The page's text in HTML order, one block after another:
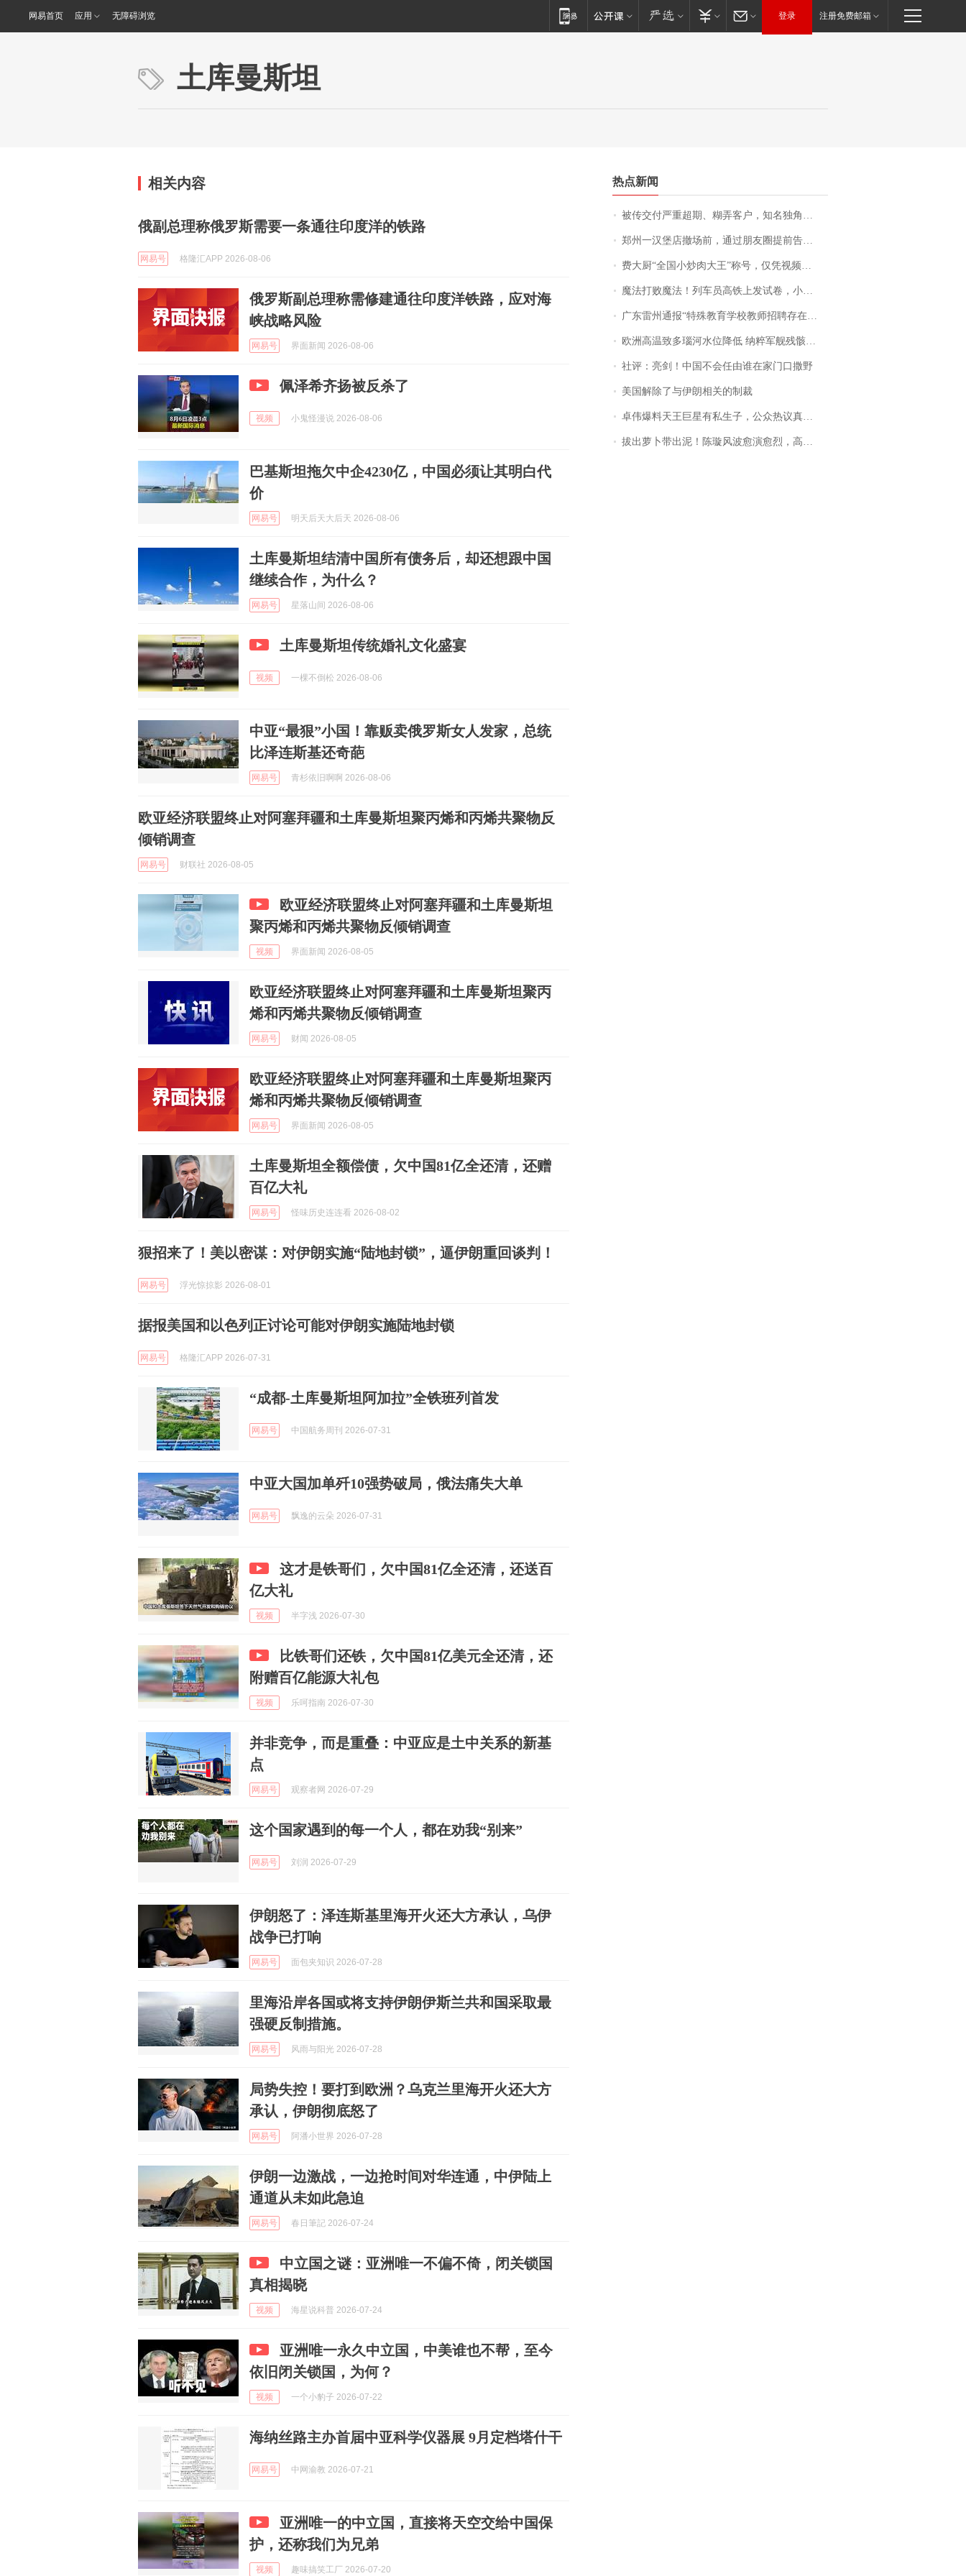
网易首页 应用 无障碍浏览 登录 注册免费邮箱
土库曼斯坦
相关内容
俄副总理称俄罗斯需要一条通往印度洋的铁路
网易号 格隆汇APP 2026-08-06
俄罗斯副总理称需修建通往印度洋铁路，应对海
峡战略风险
网易号 界面新闻 2026-08-06
佩泽希齐扬被反杀了
视频 小鬼怪漫说 2026-08-06
巴基斯坦拖欠中企4230亿，中国必须让其明白代
价
网易号 明天后天大后天 2026-08-06
土库曼斯坦结清中国所有债务后，却还想跟中国
继续合作，为什么？
网易号 星落山间 2026-08-06
土库曼斯坦传统婚礼文化盛宴
视频 一棵不倒松 2026-08-06
中亚“最狠”小国！靠贩卖俄罗斯女人发家，总统
比泽连斯基还奇葩
网易号 青杉依旧啊啊 2026-08-06
欧亚经济联盟终止对阿塞拜疆和土库曼斯坦聚丙烯和丙烯共聚物反
倾销调查
网易号 财联社 2026-08-05
欧亚经济联盟终止对阿塞拜疆和土库曼斯坦
聚丙烯和丙烯共聚物反倾销调查
视频 界面新闻 2026-08-05
欧亚经济联盟终止对阿塞拜疆和土库曼斯坦聚丙
烯和丙烯共聚物反倾销调查
网易号 财闻 2026-08-05
欧亚经济联盟终止对阿塞拜疆和土库曼斯坦聚丙
烯和丙烯共聚物反倾销调查
网易号 界面新闻 2026-08-05
土库曼斯坦全额偿债，欠中国81亿全还清，还赠
百亿大礼
网易号 怪味历史连连看 2026-08-02
狠招来了！美以密谋：对伊朗实施“陆地封锁”，逼伊朗重回谈判！
网易号 浮光惊掠影 2026-08-01
据报美国和以色列正讨论可能对伊朗实施陆地封锁
网易号 格隆汇APP 2026-07-31
“成都-土库曼斯坦阿加拉”全铁班列首发
网易号 中国航务周刊 2026-07-31
中亚大国加单歼10强势破局，俄法痛失大单
网易号 飘逸的云朵 2026-07-31
这才是铁哥们，欠中国81亿全还清，还送百
亿大礼
视频 半字浅 2026-07-30
比铁哥们还铁，欠中国81亿美元全还清，还
附赠百亿能源大礼包
视频 乐呵指南 2026-07-30
并非竞争，而是重叠：中亚应是土中关系的新基
点
网易号 观察者网 2026-07-29
这个国家遇到的每一个人，都在劝我“别来”
网易号 刘润 2026-07-29
伊朗怒了：泽连斯基里海开火还大方承认，乌伊
战争已打响
网易号 面包夹知识 2026-07-28
里海沿岸各国或将支持伊朗伊斯兰共和国采取最
强硬反制措施。
网易号 风雨与阳光 2026-07-28
局势失控！要打到欧洲？乌克兰里海开火还大方
承认，伊朗彻底怒了
网易号 阿潘小世界 2026-07-28
伊朗一边激战，一边抢时间对华连通，中伊陆上
通道从未如此急迫
网易号 春日筆記 2026-07-24
中立国之谜：亚洲唯一不偏不倚，闭关锁国
真相揭晓
视频 海星说科普 2026-07-24
亚洲唯一永久中立国，中美谁也不帮，至今
依旧闭关锁国，为何？
视频 一个小豹子 2026-07-22
海纳丝路主办首届中亚科学仪器展 9月定档塔什干
网易号 中网渝教 2026-07-21
亚洲唯一的中立国，直接将天空交给中国保
护，还称我们为兄弟
视频 趣味搞笑工厂 2026-07-20
热点新闻
被传交付严重超期、糊弄客户，知名独角兽车企创始人回应：都没证据，将依法采取措施，“本人长期与美国交管局保持沟通，对方表示肯定”
郑州一汉堡店撤场前，通过朋友圈提前告知逐一退费，有顾客仅剩1元也全被退回，分文不少；顾客：言而有信，让人感动
费大厨“全国小炒肉大王”称号，仅凭视频评出？中国烹饪协会回应
魔法打败魔法！列车员高铁上发试卷，小朋友一秒静音，12306回应：列车员个人行为，不是铁路规定
广东雷州通报“特殊教育学校教师招聘存在违规行为”：已启动问责程序 副校长被停职
欧洲高温致多瑙河水位降低 纳粹军舰残骸重见天日
社评：亮剑！中国不会任由谁在家门口撒野
美国解除了与伊朗相关的制裁
卓伟爆料天王巨星有私生子，公众热议真假难辨，实锤何时到来？
拔出萝卜带出泥！陈璇风波愈演愈烈，高晓松、张铁林也被“揪出”